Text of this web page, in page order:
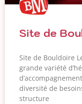
Site de
Site de Bouldoire
grande variété
diversité de
structure